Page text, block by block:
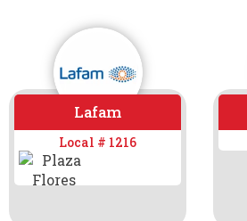
Lafam
Local # 1216